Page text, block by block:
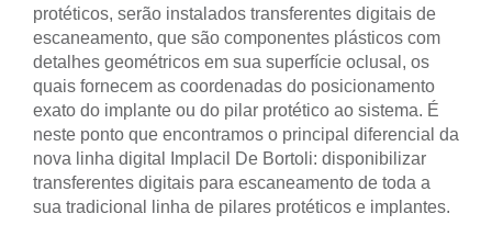
protéticos, serão instalados transferentes digitais de
escaneamento, que são componentes plásticos com
detalhes geométricos em sua superfície oclusal, os
quais fornecem as coordenadas do posicionamento
exato do implante ou do pilar protético ao sistema. É
neste ponto que encontramos o principal diferencial da
nova linha digital Implacil De Bortoli: disponibilizar
transferentes digitais para escaneamento de toda a
sua tradicional linha de pilares protéticos e implantes.